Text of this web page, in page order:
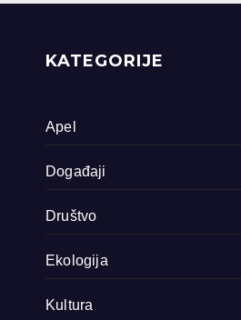
priride koja
države
KATEGORIJE
Apel
Događaji
Društvo
Ekologija
Kultura